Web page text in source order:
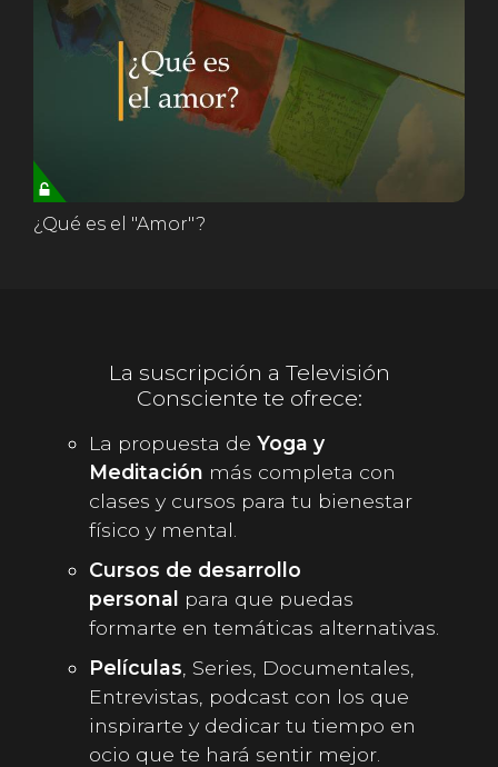
¿Qué es el "Amor"?
La suscripción a Televisión
Consciente te ofrece:
La propuesta de Yoga y
Meditación más completa con
clases y cursos para tu bienestar
físico y mental.
Cursos de desarrollo
personal
para que puedas
formarte en temáticas alternativas.
Películas , Series, Documentales,
Entrevistas, podcast con los que
inspirarte y dedicar tu tiempo en
ocio que te hará sentir mejor.